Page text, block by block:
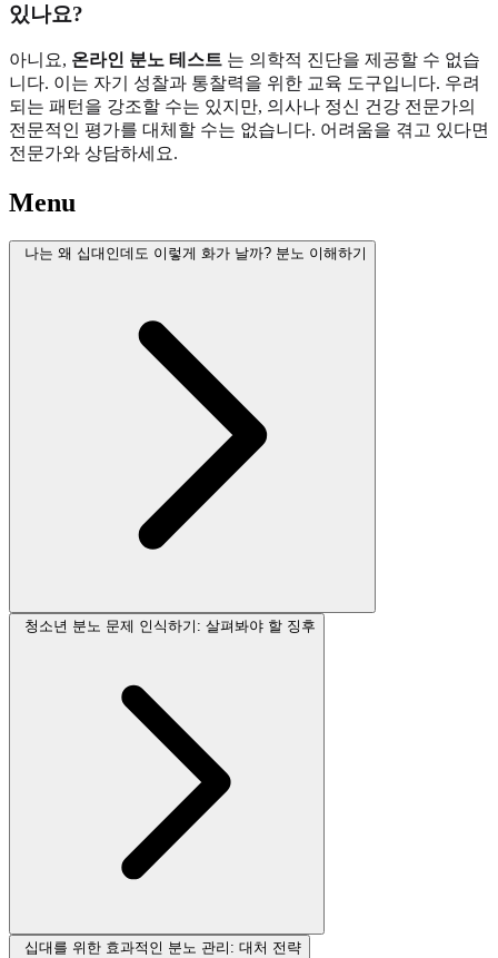
있나요?
아니요, 온라인 분노 테스트 는 의학적 진단을 제공할 수 없습
니다. 이는 자기 성찰과 통찰력을 위한 교육 도구입니다. 우려
되는 패턴을 강조할 수는 있지만, 의사나 정신 건강 전문가의
전문적인 평가를 대체할 수는 없습니다. 어려움을 겪고 있다면
전문가와 상담하세요.
Menu
나는 왜 십대인데도 이렇게 화가 날까? 분노 이해하기
청소년 분노 문제 인식하기: 살펴봐야 할 징후
십대를 위한 효과적인 분노 관리: 대처 전략